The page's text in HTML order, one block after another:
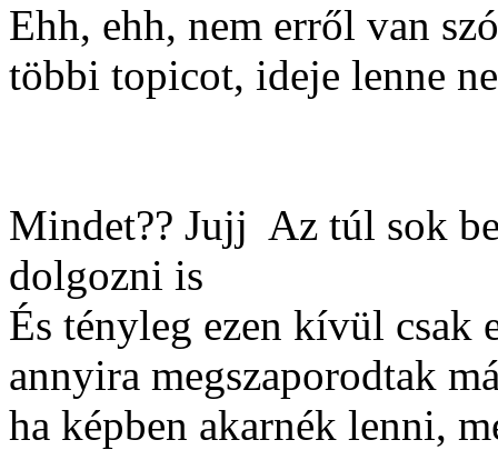
Ehh, ehh, nem erről van
többi topicot, ideje lenne
Mindet?? Jujj Az túl sok
dolgozni is
És tényleg ezen kívül csak
annyira megszaporodtak
ha képben akarnék lenni,